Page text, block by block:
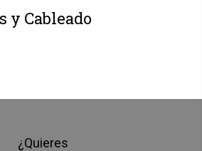
y Cableado
¿Quieres